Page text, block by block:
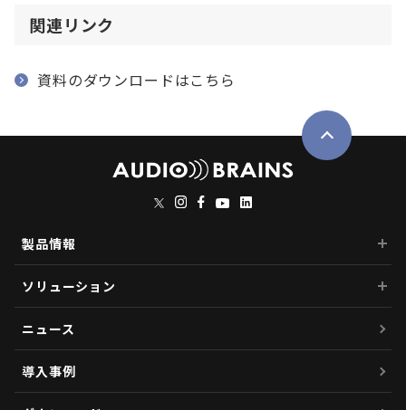
関連リンク
資料のダウンロードはこちら
製品情報
ソリューション
ニュース
導入事例